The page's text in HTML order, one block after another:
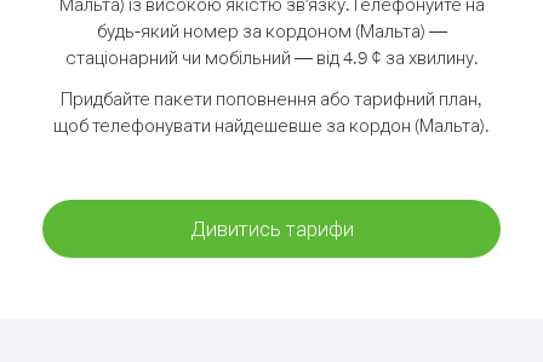
будь-який номер за кордоном (Мальта) —
стаціонарний чи мобільний — від 4.9 ¢ за хвилину.
Придбайте пакети поповнення або тарифний план,
щоб телефонувати найдешевше за кордон (Мальта).
Дивитись тарифи